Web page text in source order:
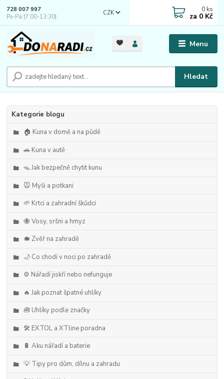
Menu
CZK
Hledat
728 007 997
Po-Pá |7:00-13:30|
0 ks
za 0 Kč
Kategorie blogu
🏠 Kuna v domě a na půdě
🚗 Kuna v autě
🪤 Jak bezpečně chytit kunu
🐭 Myši a potkani
🌱 Krtci a zahradní škůdci
🐝 Vosy, sršni a hmyz
🐗 Zvěř na zahradě
🌙 Co chodí v noci po zahradě
⚙️ Nářadí jiskří nebo nefunguje
🔥 Jak poznat špatné uhlíky
🧰 Uhlíky podle značky
🛠️ EXTOL a XTline poradna
🔋 Aku nářadí a baterie
💡 Tipy pro dům, dílnu a zahradu